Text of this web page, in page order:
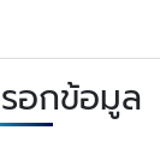
อกข้อมูล